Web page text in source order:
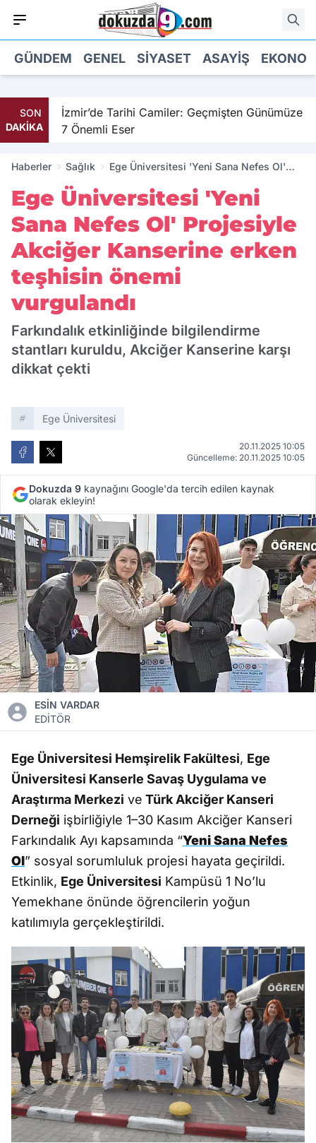
GÜNDEM GENEL SIYASET ASAYIŞ
SON
DAKİKA
İzmir’de Tarihi Camiler: Geçmişten Günümüze
7 Önemli Eser
Haberler Sağlık
Ege Üniversitesi 'Yeni Sana Nefes Ol'
teşhisin önemi vurgulandı
Ege Üniversitesi 'Yeni
Sana Nefes Ol' Projesiyle
Akciğer Kanserine erken
teşhisin önemi
vurgulandı
Farkındalık etkinliğinde bilgilendirme
stantları kuruldu, Akciğer Kanserine karşı
dikkat çekti
Ege Üniversitesi
20.11.2025 10:05
Güncelleme: 20.11.2025 10:05
Dokuzda 9 kaynağını Google'da tercih edilen kaynak
olarak ekleyin!
ESİN VARDAR
EDİTÖR
Ege Üniversitesi Hemşirelik Fakültesi, Ege
Üniversitesi Kanserle Savaş Uygulama ve
Araştırma Merkezi ve Türk Akciğer Kanseri
Derneği işbirliğiyle 1–30 Kasım Akciğer Kanseri
Farkındalık Ayı kapsamında “Yeni Sana Nefes
Ol” sosyal sorumluluk projesi hayata geçirildi.
Etkinlik, Ege Üniversitesi Kampüsü 1 No’lu
Yemekhane önünde öğrencilerin yoğun
katılımıyla gerçekleştirildi.